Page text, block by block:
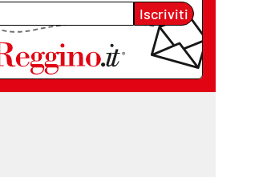
Iscriviti